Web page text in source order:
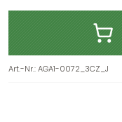
Art.-Nr.:AGA1-0072_3CZ_J